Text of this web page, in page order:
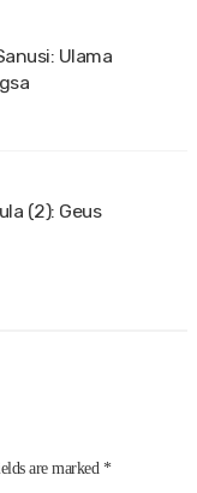
Ulama
(2): Geus
are marked *